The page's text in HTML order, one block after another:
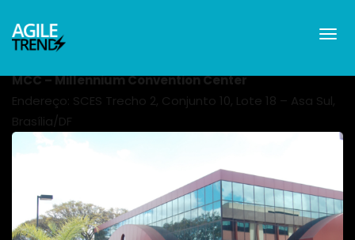
MCC – Millennium Convention Center
Endereço: SCES Trecho 2, Conjunto 10, Lote 18 – Asa Sul,
Brasília/DF